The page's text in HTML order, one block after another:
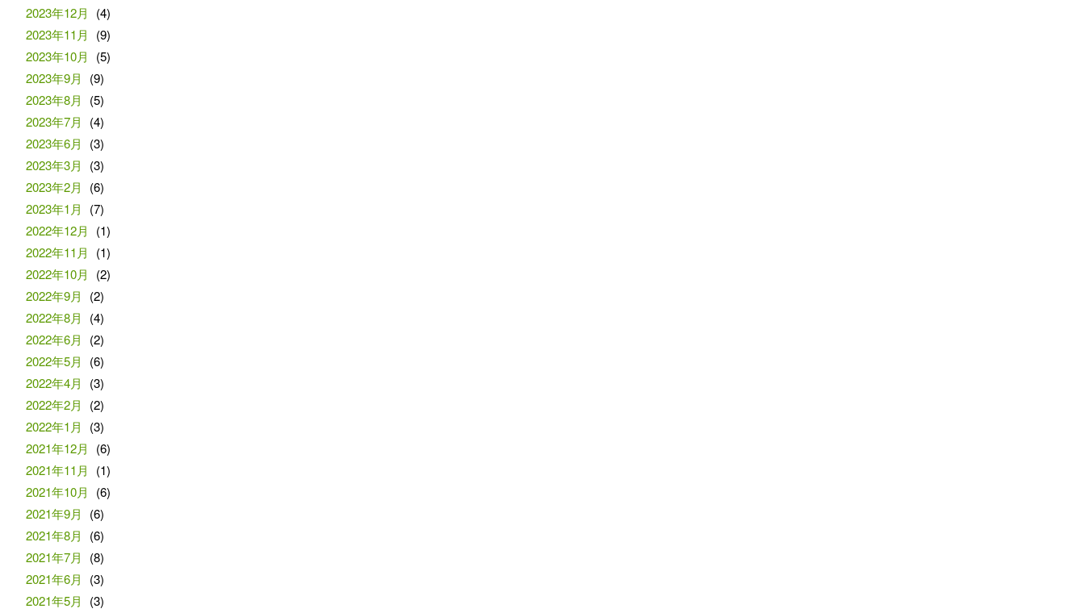
2023年12月
(4)
2023年11月
(9)
2023年10月
(5)
2023年9月
(9)
2023年8月
(5)
2023年7月
(4)
2023年6月
(3)
2023年3月
(3)
2023年2月
(6)
2023年1月
(7)
2022年12月
(1)
2022年11月
(1)
2022年10月
(2)
2022年9月
(2)
2022年8月
(4)
2022年6月
(2)
2022年5月
(6)
2022年4月
(3)
2022年2月
(2)
2022年1月
(3)
2021年12月
(6)
2021年11月
(1)
2021年10月
(6)
2021年9月
(6)
2021年8月
(6)
2021年7月
(8)
2021年6月
(3)
2021年5月
(3)